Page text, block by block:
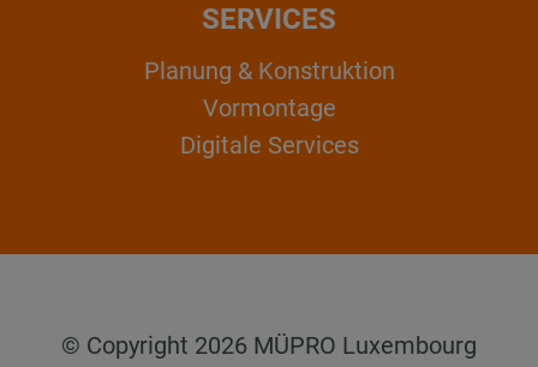
SERVICES
Planung & Konstruktion
Vormontage
Digitale Services
© Copyright 2026 MÜPRO Luxembourg